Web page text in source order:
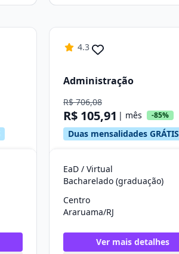
4.3
Administração
R$ 706,08
R$ 105,91 | mês -85%
Duas mensalidades GRÁTIS
EaD / Virtual
Bacharelado (graduação)
Centro
Araruama/RJ
Ver mais detalhes